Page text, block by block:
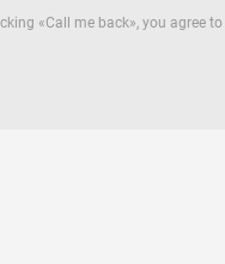
«Call me back», you agree to